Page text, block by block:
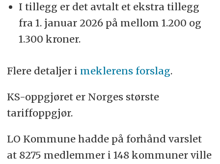
I tillegg er det avtalt et ekstra tillegg
fra 1. januar 2026 på mellom 1.200 og
1.300 kroner.
Flere detaljer i meklerens forslag.
KS-oppgjøret er Norges største
tariffoppgjør.
LO Kommune hadde på forhånd varslet
at 8275 medlemmer i 148 kommuner ville